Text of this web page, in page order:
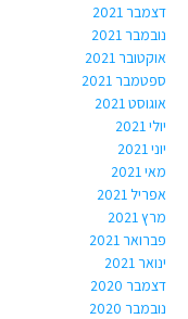
דצמבר 2021
נובמבר 2021
אוקטובר 2021
ספטמבר 2021
אוגוסט 2021
יולי 2021
יוני 2021
מאי 2021
אפריל 2021
מרץ 2021
פברואר 2021
ינואר 2021
דצמבר 2020
נובמבר 2020